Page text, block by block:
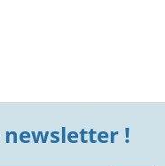
newsletter !